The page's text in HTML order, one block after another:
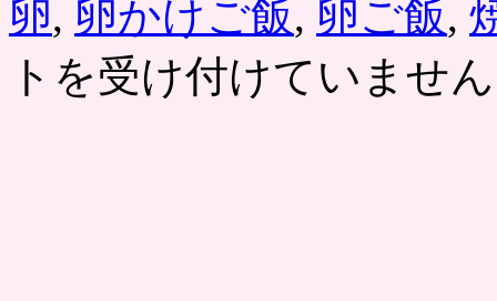
卵, 卵かけご飯, 卵ご飯,
トを受け付けていません